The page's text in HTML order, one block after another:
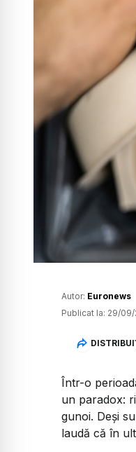
Autor: Euronews
Publicat la: 29/09/
Într-o
un paradox:
gunoi. Deși
laudă că în